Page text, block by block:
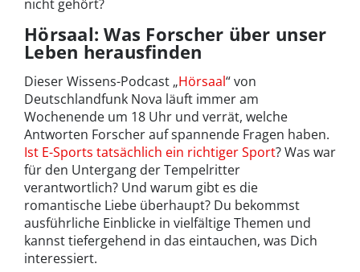
nicht gehört?
Hörsaal: Was Forscher über unser
Leben herausfinden
Dieser Wissens-Podcast „Hörsaal“ von
Deutschlandfunk Nova läuft immer am
Wochenende um 18 Uhr und verrät, welche
Antworten Forscher auf spannende Fragen haben.
Ist E-Sports tatsächlich ein richtiger Sport? Was war
für den Untergang der Tempelritter
verantwortlich? Und warum gibt es die
romantische Liebe überhaupt? Du bekommst
ausführliche Einblicke in vielfältige Themen und
kannst tiefergehend in das eintauchen, was Dich
interessiert.